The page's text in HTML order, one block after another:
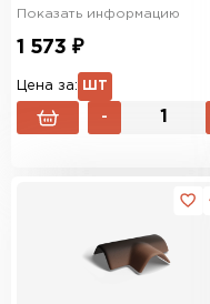
Показать информацию
1 573 ₽
Цена за: ШТ
-